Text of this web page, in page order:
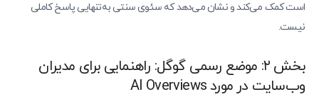
است کمک می‌کند و نشان می‌دهد که سئوی سنتی به‌تنهایی پاسخ کاملی
نیست.
بخش ۲: موضع رسمی گوگل: راهنمایی برای مدیران
وب‌سایت در مورد AI Overviews